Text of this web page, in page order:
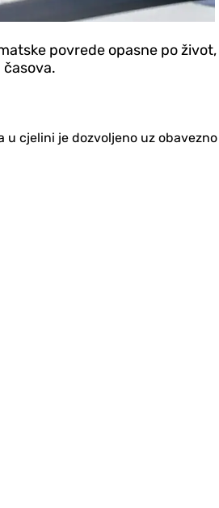
povrede opasne po
u cjelini je dozvoljeno uz